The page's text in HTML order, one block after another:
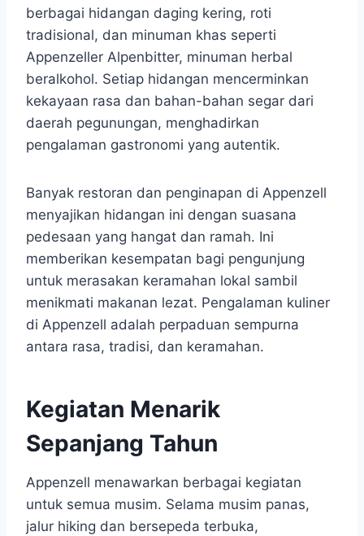
berbagai hidangan daging kering, roti
tradisional, dan minuman khas seperti
Appenzeller Alpenbitter, minuman herbal
beralkohol. Setiap hidangan mencerminkan
kekayaan rasa dan bahan-bahan segar dari
daerah pegunungan, menghadirkan
pengalaman gastronomi yang autentik.
Banyak restoran dan penginapan di Appenzell
menyajikan hidangan ini dengan suasana
pedesaan yang hangat dan ramah. Ini
memberikan kesempatan bagi pengunjung
untuk merasakan keramahan lokal sambil
menikmati makanan lezat. Pengalaman kuliner
di Appenzell adalah perpaduan sempurna
antara rasa, tradisi, dan keramahan.
Kegiatan Menarik
Sepanjang Tahun
Appenzell menawarkan berbagai kegiatan
untuk semua musim. Selama musim panas,
jalur hiking dan bersepeda terbuka,